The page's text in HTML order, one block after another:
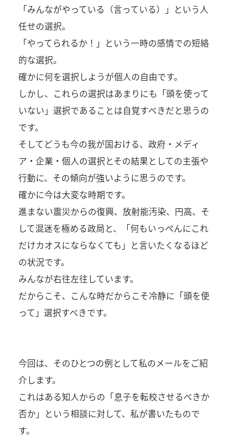
「みんながやっている（言っている）」という人
任せの選択。
「やってられるか！」という一時の感情での短絡
的な選択。
確かに何を選択しようが個人の自由です。
しかし、これらの選択はあまりにも「頭を使って
いない」選択であることは自覚すべきだと思うの
です。
そしてどうも今の我が国おける、政府・メディ
ア・企業・個人の選択とその結果としての主張や
行動に、その傾向が強いように思うのです。
確かに今は大変な時期です。
進まない震災からの復興、放射能汚染、円高、そ
して混迷を極める政局と、「何もいっぺんにこれ
だけカオスにならなくても」と言いたくなるほど
の状況です。
みんなが右往左往しています。
だからこそ、こんな時だからこそ冷静に「頭を使
って」選択すべきです。
今回は、そのひとつの例として私のメールをご紹
介します。
これはある知人からの「息子を転校させるべきか
否か」という相談に対して、私が書いたもので
す。